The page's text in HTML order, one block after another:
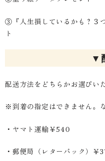
③『人生損しているかも？３
ト
▼
配送方法をどちらかお選びい
※到着の指定はできません。
・ヤマト運輸￥540
・郵便局（レターパック）￥